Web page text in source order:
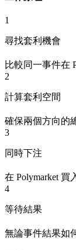
1
尋找套利機會
比較同一事件在
2
計算套利空間
確保兩個方向的
3
同時下注
在 Polymarket
4
等待結果
無論事件結果如